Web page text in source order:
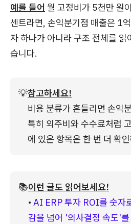
예를 들어 월 고정비가 5천만 원
센트라면, 손익분기점 매출은 1
자 하나가 아니라 구조 전체를 읽
습니다.
💡참고하세요!
비용 분류가 흔들리면 손익
특히 외주비와 수수료처럼
에 있은 항목은 한 번 더 확
📚이런 글도 읽어보세요!
• AI ERP 투자 ROI를 숫자
감을 넘어 '의사결정 속도'